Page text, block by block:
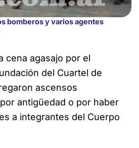
bomberos y varios agentes
cena agasajo por el
del Cuartel de
ascensos
antigüedad o por haber
a integrantes del Cuerpo